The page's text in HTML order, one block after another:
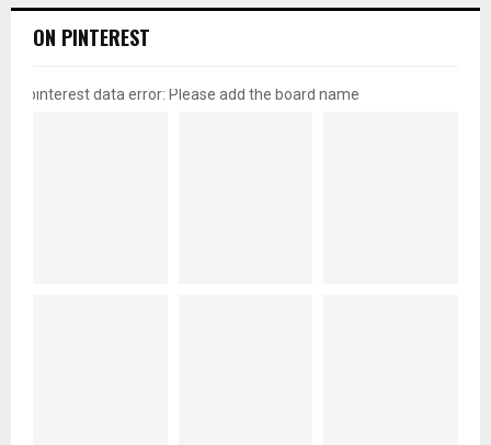
ON PINTEREST
pinterest data error: Please add the board name